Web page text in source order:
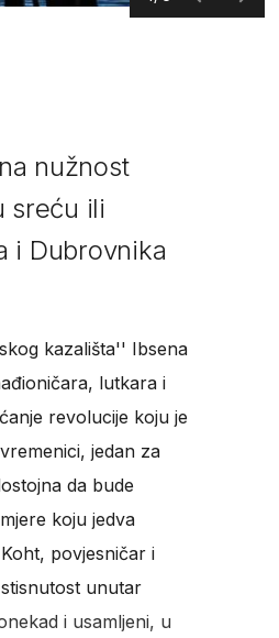
nužnost
sreću ili
i Dubrovnika
kazališta'' Ibsena
lutkara i
revolucije koju je
jedan za
da bude
koju jedva
povjesničar i
unutar
i usamljeni, u